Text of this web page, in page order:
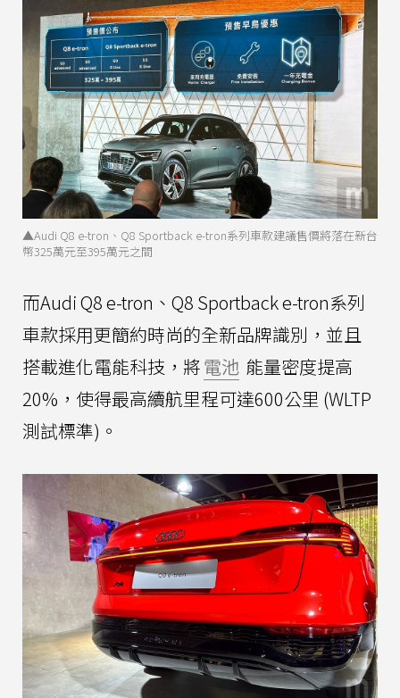
▲Audi Q8 e-tron、Q8 Sportback e-tron系列車款建議售價將落在新台
幣325萬元至395萬元之間
而Audi Q8 e-tron、Q8 Sportback e-tron系列
車款採用更簡約時尚的全新品牌識別，並且
搭載進化電能科技，將電池 能量密度提高
20%，使得最高續航里程可達600公里 (WLTP
測試標準)。